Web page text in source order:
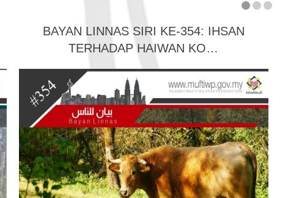
BAYAN LINNAS SIRI KE-354: IHSAN
TERHADAP HAIWAN KO…